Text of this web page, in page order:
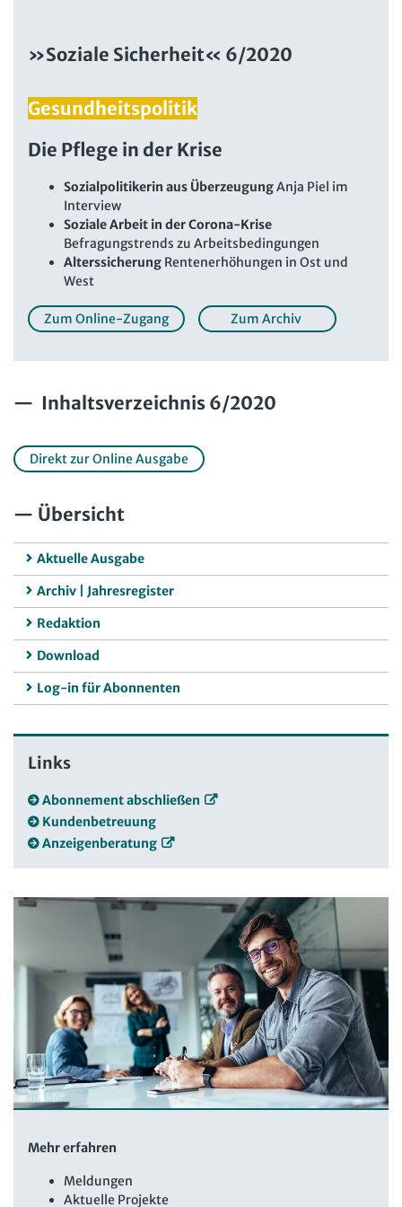
Personalratswissen online
Arbeitszeit online
KI-Praxis Arbeitsrecht online
Bund SHOP
Abo
Presse Interne Meldestelle Verträge kündigen
Datenschutz
Erklärung zur Barrierefreiheit
Widerruf
Verlag
Karriere Buchhandel
»Soziale Sicherheit« 6/2020
Gesundheitspolitik
Die Pflege in der Krise
Sozialpolitikerin aus ÜberzeugungAnja Piel im
Interview
Soziale Arbeit in der Corona-Krise
Befragungstrends zu Arbeitsbedingungen
Alterssicherung Rentenerhöhungen in Ost und
West
Zum Online-Zugang Zum Archiv
Inhaltsverzeichnis 6/2020
Direkt zur Online Ausgabe
Übersicht
Aktuelle Ausgabe
Archiv | Jahresregister
Redaktion
Download
Log-in für Abonnenten
Links
Abonnement abschließen
Kundenbetreuung
Anzeigenberatung
Mehr erfahren
Meldungen
Aktuelle Projekte